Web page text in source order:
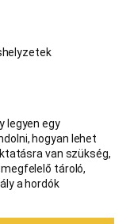
legyen egy
hogyan lehet
van szükség,
tároló,
a hordók